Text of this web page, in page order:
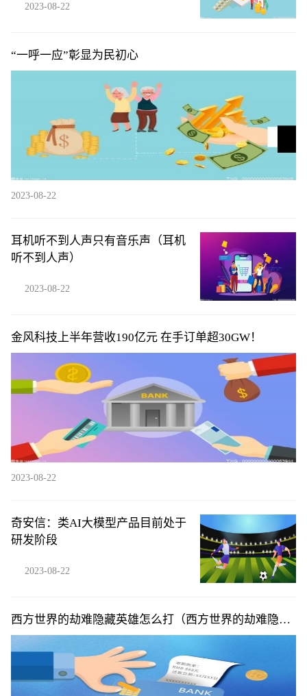
2023-08-22
“一呼一应”彰显为民初心
2023-08-22
耳机听不到人声只有音乐声（耳机
听不到人声）
2023-08-22
金风科技上半年营收190亿元 在手订单超30GW！
2023-08-22
奇安信：类AI大模型产品目前处于
研发阶段
2023-08-22
西方世界的劫难隐藏英雄怎么打（西方世界的劫难隐藏
英雄）